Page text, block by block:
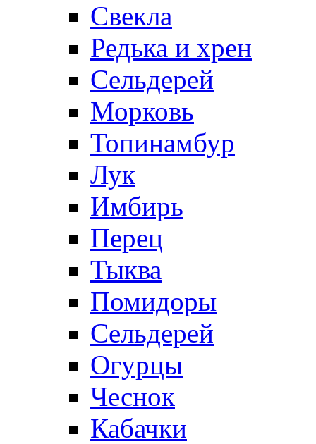
Свекла
Редька и хрен
Сельдерей
Морковь
Топинамбур
Лук
Имбирь
Перец
Тыква
Помидоры
Сельдерей
Огурцы
Чеснок
Кабачки